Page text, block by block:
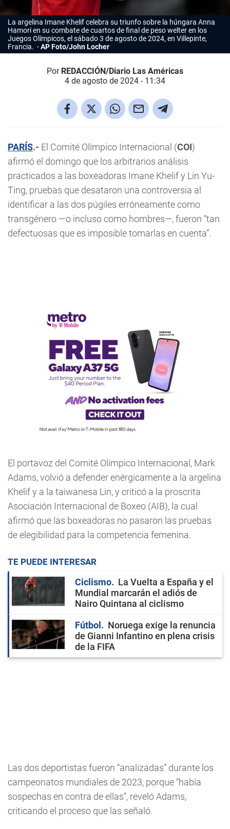
La argelina Imane Khelif celebra su triunfo sobre la húngara Anna
Hamori en su combate de cuartos de final de peso welter en los
Juegos Olímpicos, el sábado 3 de agosto de 2024, en Villepinte,
Francia.
AP Foto/John Locher
Por REDACCIÓN/Diario Las Américas
4 de agosto de 2024 - 11:34
PARÍS.- El Comité Olímpico Internacional (COI)
afirmó el domingo que los arbitrarios análisis
practicados a las boxeadoras Imane Khelif y Lin Yu-
Ting, pruebas que desataron una controversia al
identificar a las dos púgiles erróneamente como
transgénero —o incluso como hombres—, fueron “tan
defectuosas que es imposible tomarlas en cuenta”.
El portavoz del Comité Olímpico Internacional, Mark
Adams, volvió a defender enérgicamente a la argelina
Khelif y a la taiwanesa Lin, y criticó a la proscrita
Asociación Internacional de Boxeo (AIB), la cual
afirmó que las boxeadoras no pasaron las pruebas
de elegibilidad para la competencia femenina.
TE PUEDE INTERESAR
Ciclismo
La Vuelta a España y el
Mundial marcarán el adiós de
Nairo Quintana al ciclismo
Fútbol
Noruega exige la renuncia
de Gianni Infantino en plena crisis
de la FIFA
Las dos deportistas fueron “analizadas” durante los
campeonatos mundiales de 2023, porque “había
sospechas en contra de ellas”, reveló Adams,
criticando el proceso que las señaló.